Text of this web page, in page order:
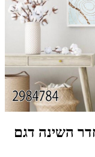
השינה דגם